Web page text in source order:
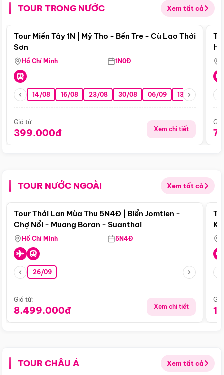
TOUR TRONG NƯỚC Xem tất cả
Điểm nổi bật
Tour Miền Tây 1N | Mỹ Tho - Bến Tre - Cù Lao Thới
Sơn
Hồ Chí Minh 1N0Đ
14/08 16/08 23/08 30/08 06/09 13/09 20/09
Giá từ:
399.000đ Xem chi tiết
TOUR NƯỚC NGOÀI Xem tất cả
Điểm nổi bật
Tour Thái Lan Mùa Thu 5N4Đ | Biển Jomtien -
Chợ Nổi - Muang Boran - Suanthai
Hồ Chí Minh 5N4Đ
26/09
Giá từ:
8.499.000đ Xem chi tiết
TOUR CHÂU Á Xem tất cả
Điểm nổi bật